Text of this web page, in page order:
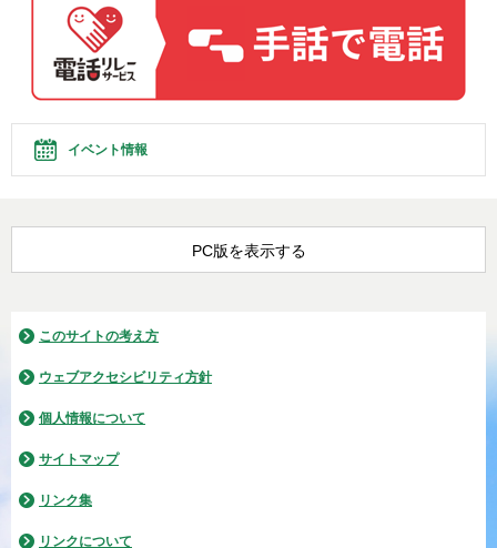
イベント情報
PC版を表示する
このサイトの考え方
ウェブアクセシビリティ方針
個人情報について
サイトマップ
リンク集
リンクについて